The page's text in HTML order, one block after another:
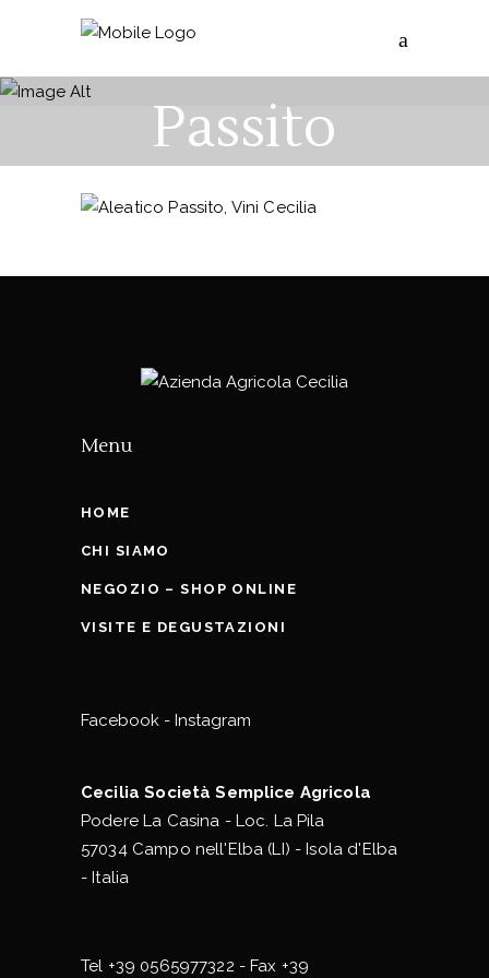
Aleatico
Passito
Menu
HOME
CHI SIAMO
NEGOZIO – SHOP ONLINE
VISITE E DEGUSTAZIONI
Facebook - Instagram
Cecilia Società Semplice Agricola
Podere La Casina - Loc. La Pila
57034 Campo nell'Elba (LI) - Isola d'Elba
- Italia
Tel +39 0565977322 - Fax +39